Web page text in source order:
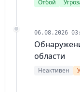
Отбой
06.08.2026
области
Неактивен